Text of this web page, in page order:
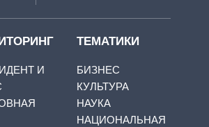
И
ТЕМАТИКИ
БИЗНЕС
КУЛЬТУРА
НАУКА
НАЦИОНАЛЬНАЯ